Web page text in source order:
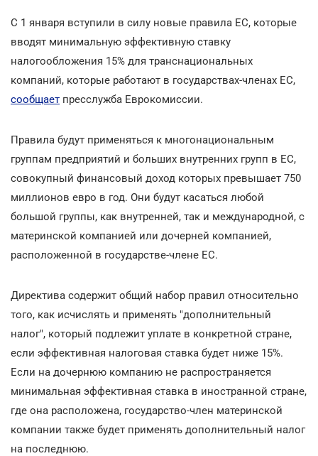
С 1 января вступили в силу новые правила ЕС, которые
вводят минимальную эффективную ставку
налогообложения 15% для транснациональных
компаний, которые работают в государствах-членах ЕС,
сообщает пресслужба Еврокомиссии.
Правила будут применяться к многонациональным
группам предприятий и больших внутренних групп в ЕС,
совокупный финансовый доход которых превышает 750
миллионов евро в год. Они будут касаться любой
большой группы, как внутренней, так и международной, с
материнской компанией или дочерней компанией,
расположенной в государстве-члене ЕС.
Директива содержит общий набор правил относительно
того, как исчислять и применять "дополнительный
налог", который подлежит уплате в конкретной стране,
если эффективная налоговая ставка будет ниже 15%.
Если на дочернюю компанию не распространяется
минимальная эффективная ставка в иностранной стране,
где она расположена, государство-член материнской
компании также будет применять дополнительный налог
на последнюю.